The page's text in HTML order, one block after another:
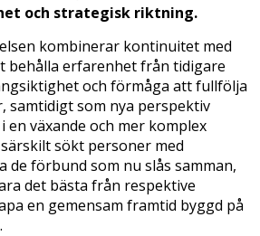
och strategisk riktning.
kombinerar kontinuitet med
behålla erfarenhet från tidigare
och förmåga att fullfölja
samtidigt som nya perspektiv
växande och mer komplex
sökt personer med
de förbund som nu slås samman,
det bästa från respektive
en gemensam framtid byggd på